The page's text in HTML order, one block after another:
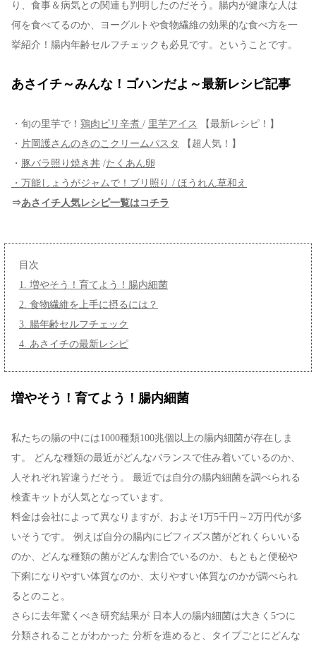
り、食事＆病気との関連も判明したのだそう。腸内が健康な人は
何を食べてるのか、ヨーグルトや食物繊維の効果的な食べ方を一
挙紹介！腸内年齢セルフチェックも必見です。ということです。
あさイチ～みんな！ゴハンだよ～最新レシピ記事
・旬の里芋で！ 鶏肉ピリ辛煮 / 里芋アイス
【最新レシピ！】
・ 片岡護さんのきのこクリームパスタ
【超人気！】
・ 豚バラ照り焼き丼 /たくあん卵
・万能しょうがジャムで！ブリ照り / ほうれん草和え
⇒あさイチ人気レシピ一覧はコチラ
目次
1. 増やそう！育てよう！腸内細菌
2. 食物繊維を上手に摂るには？
3. 腸年齢セルフチェック
4. あさイチの最新レシピ
増やそう！育てよう！腸内細菌
私たちの腸の中には1000種類100兆個以上の腸内細菌が存在しま
す。 どんな種類の最近がどんなバランスで住み着いているのか、
人それぞれ皆違うだそう。 最近では自分の腸内細菌を調べられる
検査キットが人気となっています。
料金は会社によって異なりますが、およそ1万5千円～2万円代が多
いそうです。 例えば自分の腸内にビフィズス菌がどれくらいいる
のか、どんな種類の菌がどんな割合でいるのか、もともと便秘や
下痢になりやすい体質なのか、太りやすい体質なのかが調べられ
るとのこと。
さらに去年驚くべき研究結果が 日本人の腸内細菌は大きく5つに
分類されることがわかった 分析を進めると、タイプごとにどんな